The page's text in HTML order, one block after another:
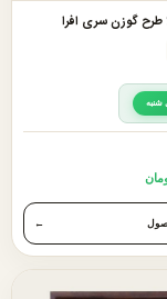
طرح گوزن سری افرا
شنبه
←